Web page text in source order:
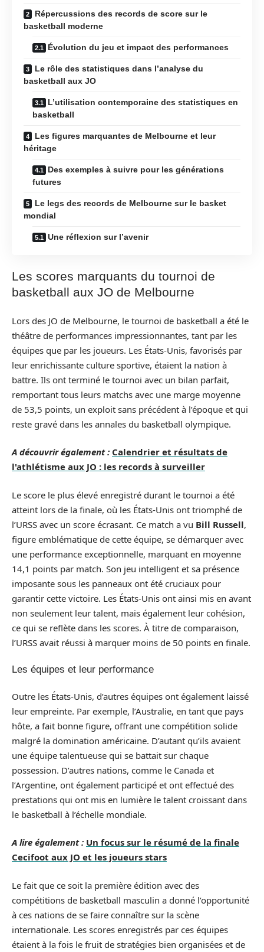
Répercussions des records de score sur le
basketball moderne
Évolution du jeu et impact des performances
Le rôle des statistiques dans l’analyse du
basketball aux JO
L’utilisation contemporaine des statistiques en
basketball
Les figures marquantes de Melbourne et leur
héritage
Des exemples à suivre pour les générations
futures
Le legs des records de Melbourne sur le basket
mondial
Une réflexion sur l’avenir
Les scores marquants du tournoi de
basketball aux JO de Melbourne
Lors des JO de Melbourne, le tournoi de basketball a été le
théâtre de performances impressionnantes, tant par les
équipes que par les joueurs. Les États-Unis, favorisés par
leur enrichissante culture sportive, étaient la nation à
battre. Ils ont terminé le tournoi avec un bilan parfait,
remportant tous leurs matchs avec une marge moyenne
de 53,5 points, un exploit sans précédent à l’époque et qui
reste gravé dans les annales du basketball olympique.
A découvrir également : Calendrier et résultats de
l'athlétisme aux JO : les records à surveiller
Le score le plus élevé enregistré durant le tournoi a été
atteint lors de la finale, où les États-Unis ont triomphé de
l’URSS avec un score écrasant. Ce match a vu Bill Russell,
figure emblématique de cette équipe, se démarquer avec
une performance exceptionnelle, marquant en moyenne
14,1 points par match. Son jeu intelligent et sa présence
imposante sous les panneaux ont été cruciaux pour
garantir cette victoire. Les États-Unis ont ainsi mis en avant
non seulement leur talent, mais également leur cohésion,
ce qui se reflète dans les scores. À titre de comparaison,
l’URSS avait réussi à marquer moins de 50 points en finale.
Les équipes et leur performance
Outre les États-Unis, d’autres équipes ont également laissé
leur empreinte. Par exemple, l’Australie, en tant que pays
hôte, a fait bonne figure, offrant une compétition solide
malgré la domination américaine. D’autant qu’ils avaient
une équipe talentueuse qui se battait sur chaque
possession. D’autres nations, comme le Canada et
l’Argentine, ont également participé et ont effectué des
prestations qui ont mis en lumière le talent croissant dans
le basketball à l’échelle mondiale.
A lire également : Un focus sur le résumé de la finale
Cecifoot aux JO et les joueurs stars
Le fait que ce soit la première édition avec des
compétitions de basketball masculin a donné l’opportunité
à ces nations de se faire connaître sur la scène
internationale. Les scores enregistrés par ces équipes
étaient à la fois le fruit de stratégies bien organisées et de